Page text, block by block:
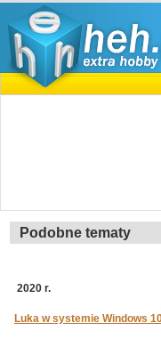
Podobne tematy
2020 r.
Luka w systemie Windows